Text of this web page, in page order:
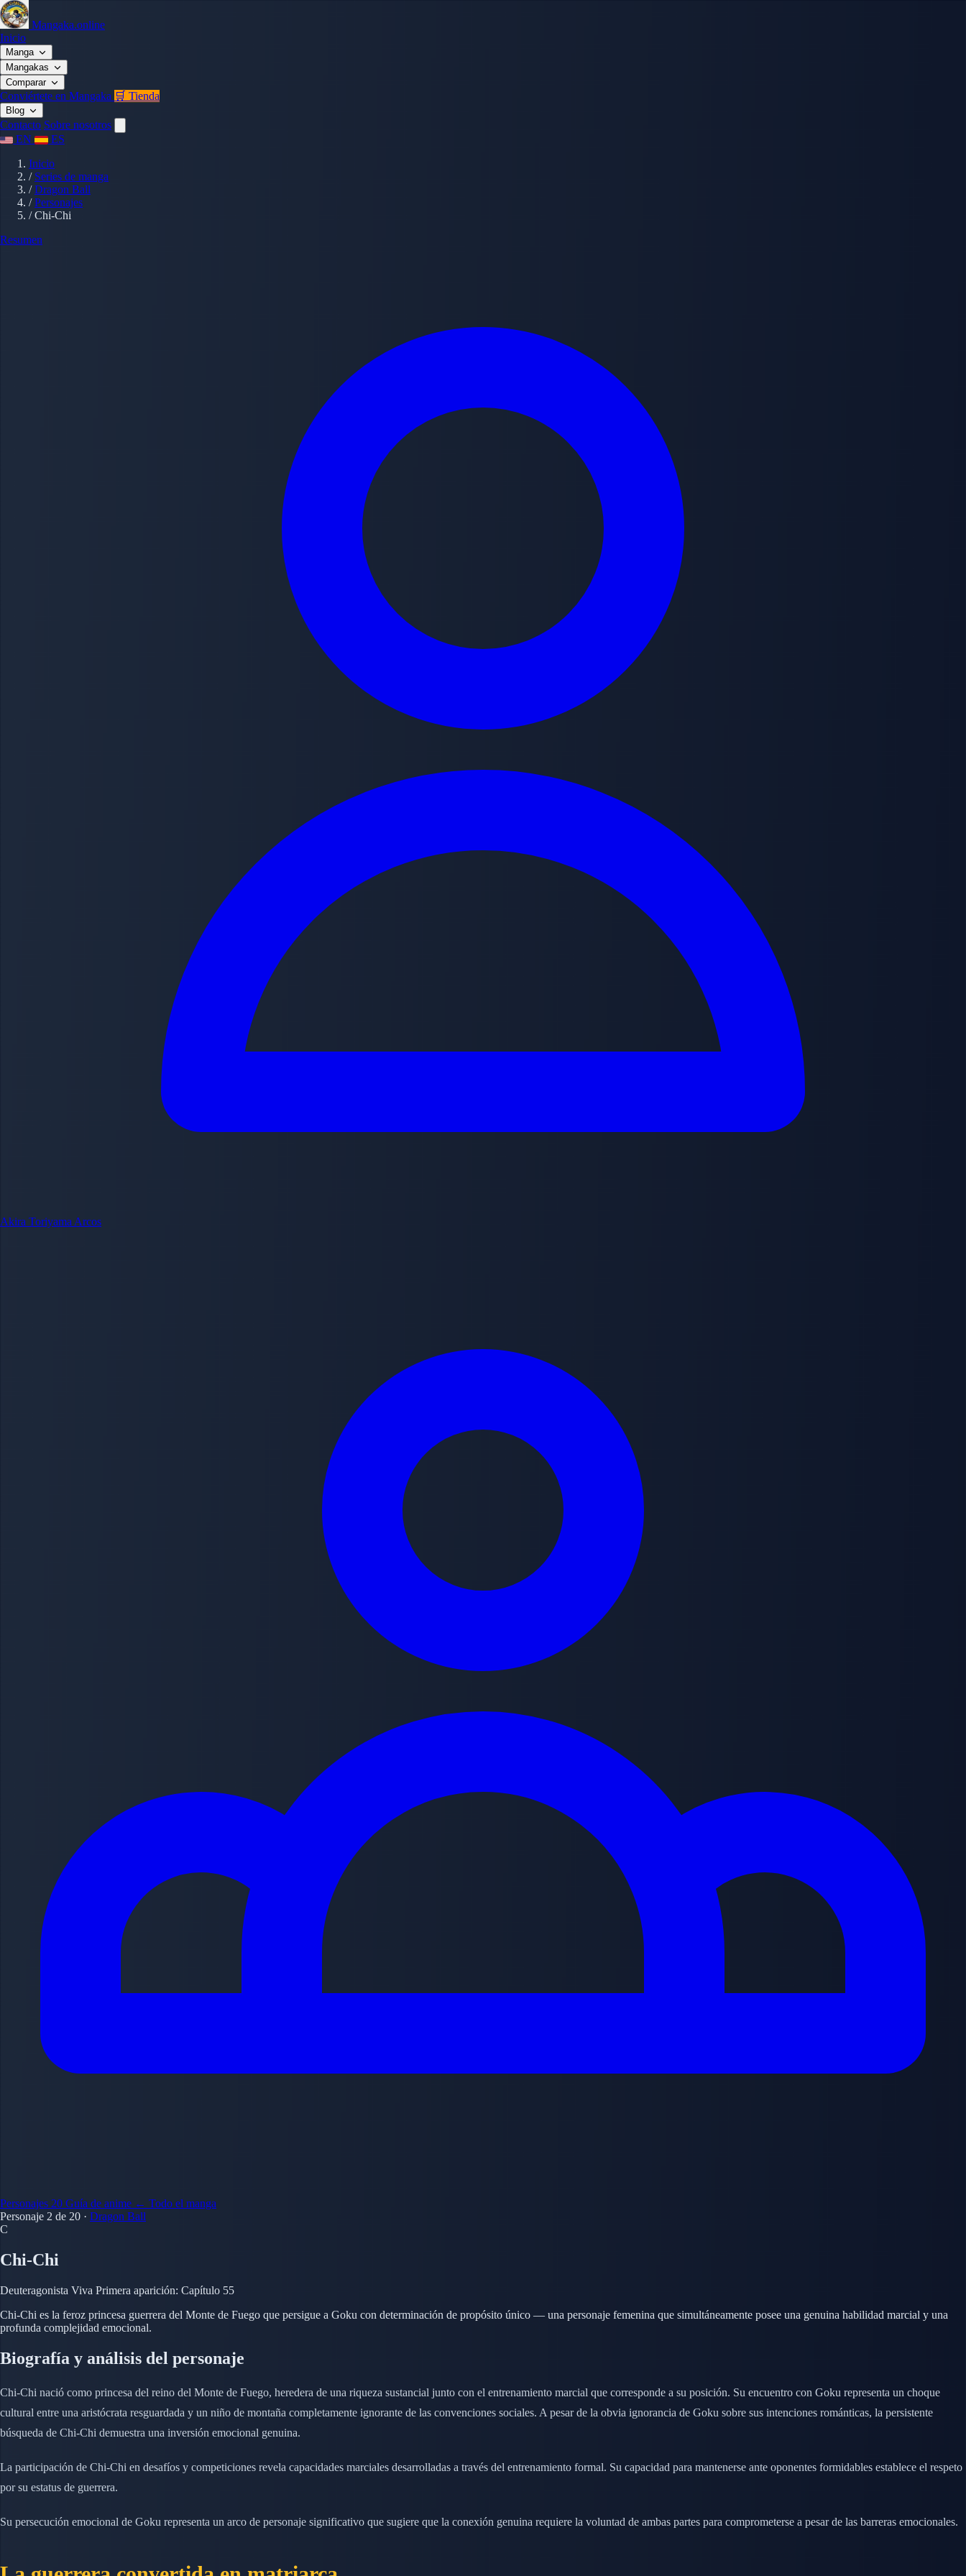
Mangaka.online
Inicio
Manga
Mangakas
Comparar
Conviértete en Mangaka 🛒 Tienda
Blog
Contacto Sobre nosotros
EN
ES
Inicio
/ Series de manga
/ Dragon Ball
/ Personajes
/ Chi-Chi
Resumen
Akira Toriyama Arcos
Personajes 20 Guía de anime ← Todo el manga
Personaje 2 de 20 · Dragon Ball
C
Chi-Chi
Deuteragonista Viva Primera aparición: Capítulo 55
Chi-Chi es la feroz princesa guerrera del Monte de Fuego que persigue a Goku con determinación de propósito único — una personaje femenina que simultáneamente posee una genuina habilidad marcial y una
profunda complejidad emocional.
Biografía y análisis del personaje
Chi-Chi nació como princesa del reino del Monte de Fuego, heredera de una riqueza sustancial junto con el entrenamiento marcial que corresponde a su posición. Su encuentro con Goku representa un choque
cultural entre una aristócrata resguardada y un niño de montaña completamente ignorante de las convenciones sociales. A pesar de la obvia ignorancia de Goku sobre sus intenciones románticas, la persistente
búsqueda de Chi-Chi demuestra una inversión emocional genuina.
La participación de Chi-Chi en desafíos y competiciones revela capacidades marciales desarrolladas a través del entrenamiento formal. Su capacidad para mantenerse ante oponentes formidables establece el respeto
por su estatus de guerrera.
Su persecución emocional de Goku representa un arco de personaje significativo que sugiere que la conexión genuina requiere la voluntad de ambas partes para comprometerse a pesar de las barreras emocionales.